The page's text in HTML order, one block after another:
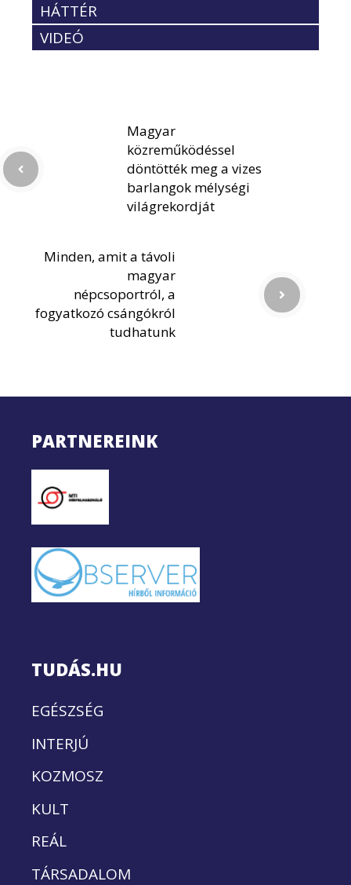
HÁTTÉR
VIDEÓ
Magyar
közreműködéssel
döntötték meg a vizes
barlangok mélységi
világrekordját
Minden, amit a távoli
magyar
népcsoportról, a
fogyatkozó csángókról
tudhatunk
PARTNEREINK
TUDÁS.HU
EGÉSZSÉG
INTERJÚ
KOZMOSZ
KULT
REÁL
TÁRSADALOM